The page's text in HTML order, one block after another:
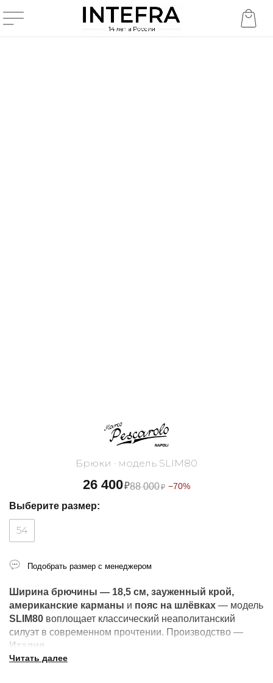
Брюки · модель SLIM80
26 400₽88 000₽ −70%
Ширина брючины — 18,5 см, зауженный крой,
американские карманы и пояс на шлёвках — модель
SLIM80 воплощает классический неаполитанский
силуэт в современном прочтении. Производство —
Италия
Читать далее
Выберите размер:
54
Подобрать размер с менеджером